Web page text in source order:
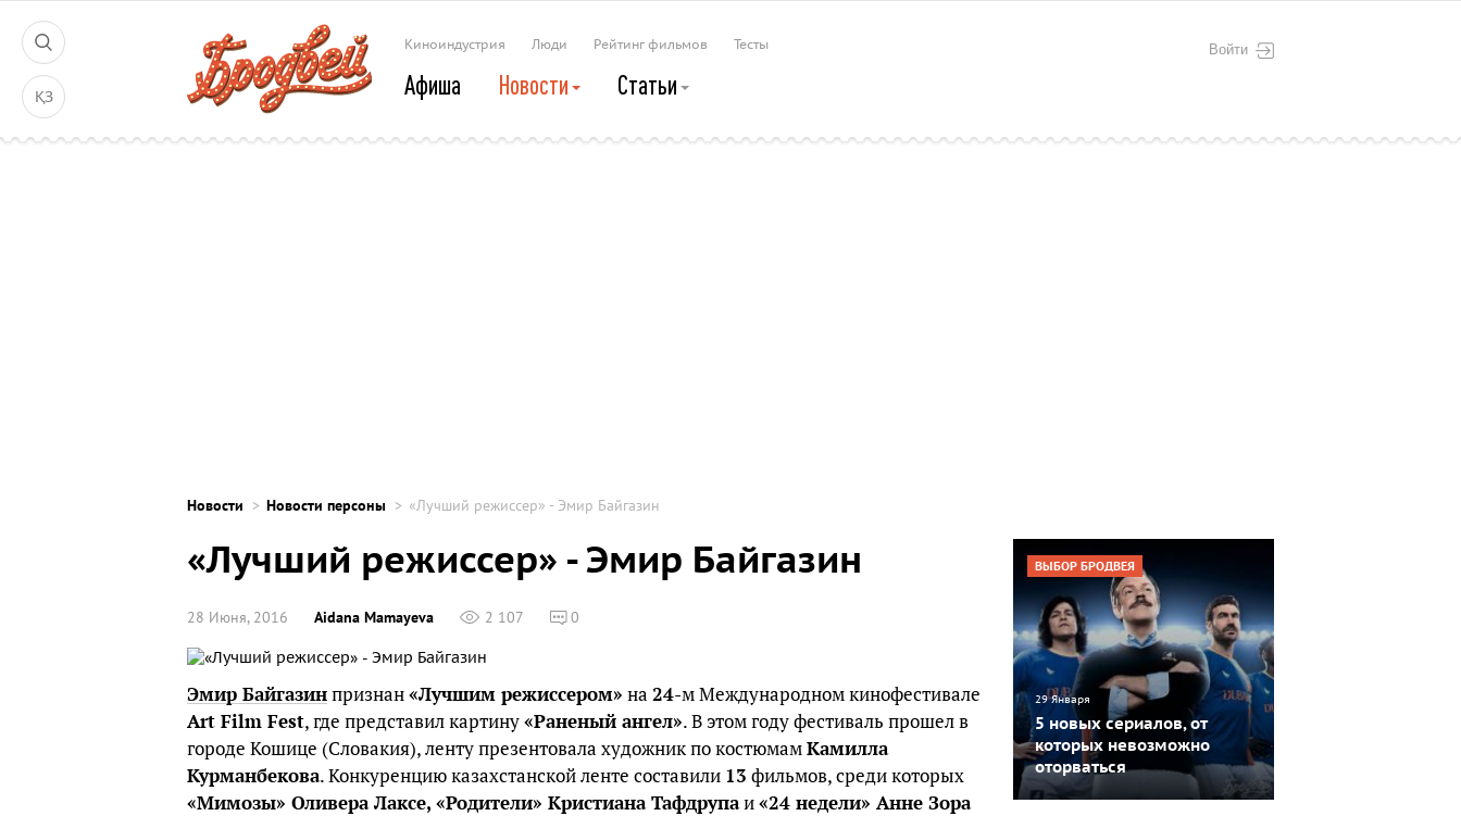
ҚЗ
Войти
Киноиндустрия Люди Рейтинг фильмов Тесты
Афиша Новости Статьи
Новости Новости персоны «Лучший режиссер» - Эмир Байгазин
«Лучший режиссер» - Эмир Байгазин
28 Июня, 2016 Aidana Mamayeva 2 107 0
Эмир Байгазинпризнан«Лучшим режиссером» на 24-м Международном кинофестивале
Art Film Fest, где представил картину«Раненый ангел». В этом году фестиваль прошел в
городе Кошице (Словакия), ленту презентовала художник по костюмамКамилла
Курманбекова. Конкуренцию казахстанской ленте составили 13 фильмов, среди которых
«Мимозы» Оливера Лаксе, «Родители» Кристиана Тафдрупаи«24 недели» Анне Зора
ВЫБОР БРОДВЕЯ
29 Января
5 новых сериалов, от
которых невозможно
оторваться